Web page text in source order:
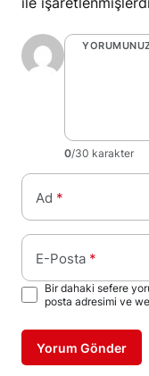
0/30 karakter
Ad *
E-Posta *
Bir dahaki sefere
posta adresimi ve
Yorum Gönder